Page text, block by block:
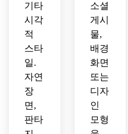
기타
시각
적
스타
일.
자연
장
면,
판타
소셜
게시
물,
배경
화면
또는
디자
인
모형